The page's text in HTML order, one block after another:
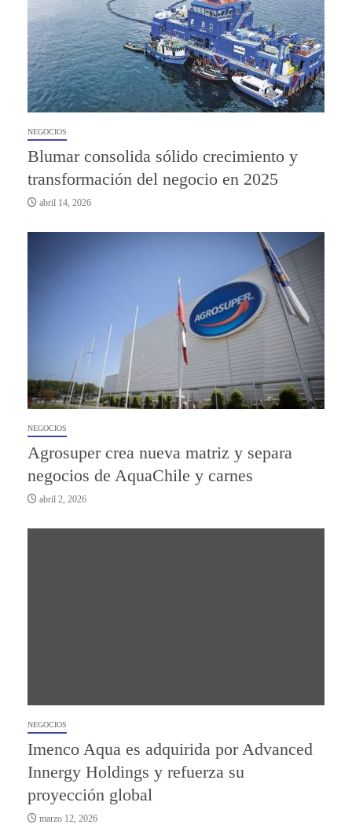
NEGOCIOS
Blumar consolida sólido crecimiento y
transformación del negocio en 2025
abril 14, 2026
NEGOCIOS
Agrosuper crea nueva matriz y separa
negocios de AquaChile y carnes
abril 2, 2026
NEGOCIOS
Imenco Aqua es adquirida por Advanced
Innergy Holdings y refuerza su
proyección global
marzo 12, 2026